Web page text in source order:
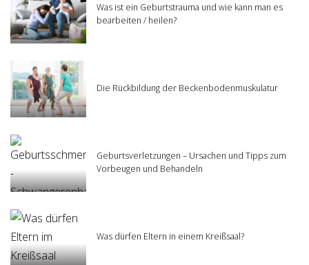
Was ist ein Geburtstrauma und wie kann man es
bearbeiten / heilen?
Die Rückbildung der Beckenbodenmuskulatur
Geburtsverletzungen – Ursachen und Tipps zum
Vorbeugen und Behandeln
Was dürfen Eltern in einem Kreißsaal?